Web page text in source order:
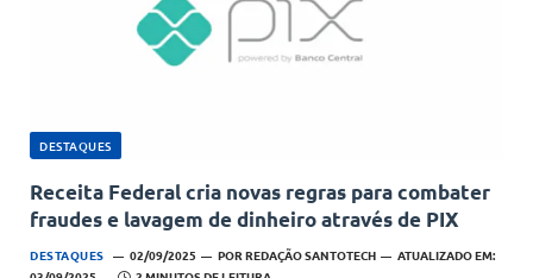
DESTAQUES
Receita Federal cria novas regras para combater
fraudes e lavagem de dinheiro através de PIX
DESTAQUES 02/09/2025 PORREDAÇÃO SANTOTECH
ATUALIZADO EM: